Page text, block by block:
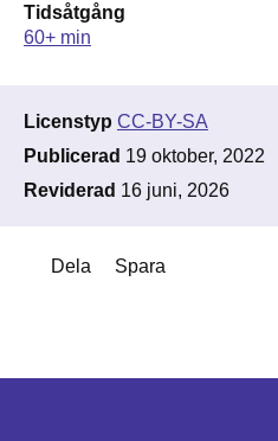
Tidsåtgång
60+ min
Licenstyp CC-BY-SA
Publicerad 19 oktober, 2022
Reviderad 16 juni, 2026
Dela Spara